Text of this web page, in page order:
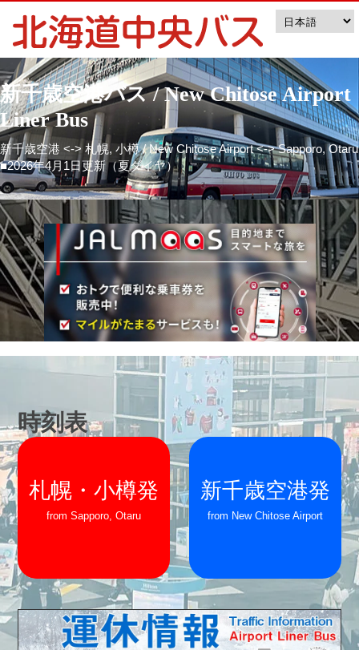
新千歳空港バス / New Chitose Airport
Liner Bus
新千歳空港 <-> 札幌, 小樽 / New Chitose Airport <-> Sapporo, Otaru
■2026年4月1日更新（夏ダイヤ）
時刻表
札幌・小樽発
from Sapporo, Otaru
新千歳空港発
from New Chitose Airport